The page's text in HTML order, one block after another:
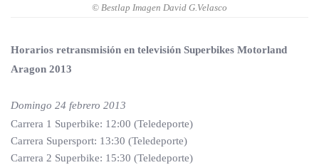
© Bestlap Imagen David G.Velasco
Horarios retransmisión en televisión Superbikes Motorland
Aragon 2013
Domingo 24 febrero 2013
Carrera 1 Superbike: 12:00 (Teledeporte)
Carrera Supersport: 13:30 (Teledeporte)
Carrera 2 Superbike: 15:30 (Teledeporte)